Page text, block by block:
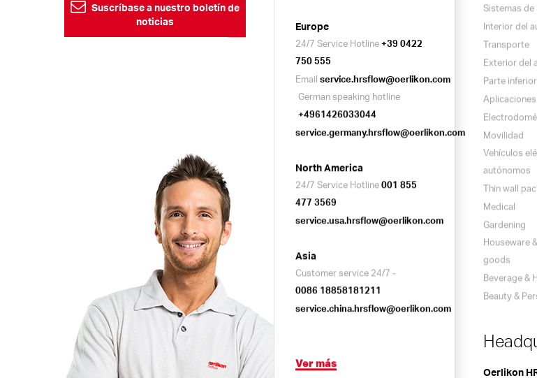
Suscríbase a nuestro boletín de
noticias
Europe
24/7 Service Hotline+39 0422
750 555
Email service.hrsflow@oerlikon.com
German speaking hotline
+4961426033044
service.germany.hrsflow@oerlikon.com
North America
24/7 Service Hotline001 855
477 3569
service.usa.hrsflow@oerlikon.com
Asia
Customer service 24/7 -
0086 18858181211
service.china.hrsflow@oerlikon.com
Ver más
Sistemas de
Interior del
Transporte
Exterior del
Parte
Movilidad
Vehículos
autónomos
Thin wall
Medical
Gardening
Houseware
goods
Beverage &
Beauty &
Oerlikon